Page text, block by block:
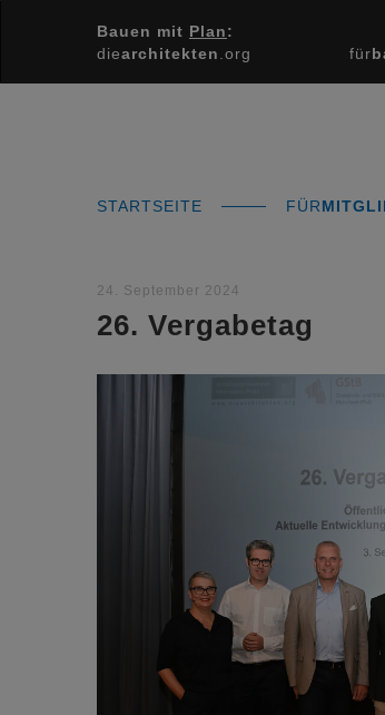
Bauen mit Plan:
diearchitekten .org für
STARTSEITE FÜR
24. September 2024
26. Vergabetag